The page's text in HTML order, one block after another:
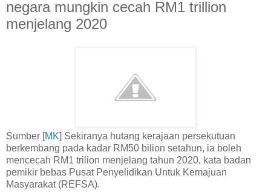
negara mungkin cecah RM1 trillion
menjelang 2020
Sumber [MK] Sekiranya hutang kerajaan persekutuan
berkembang pada kadar RM50 bilion setahun, ia boleh
mencecah RM1 trilion menjelang tahun 2020, kata badan
pemikir bebas Pusat Penyelidikan Untuk Kemajuan
Masyarakat (REFSA).